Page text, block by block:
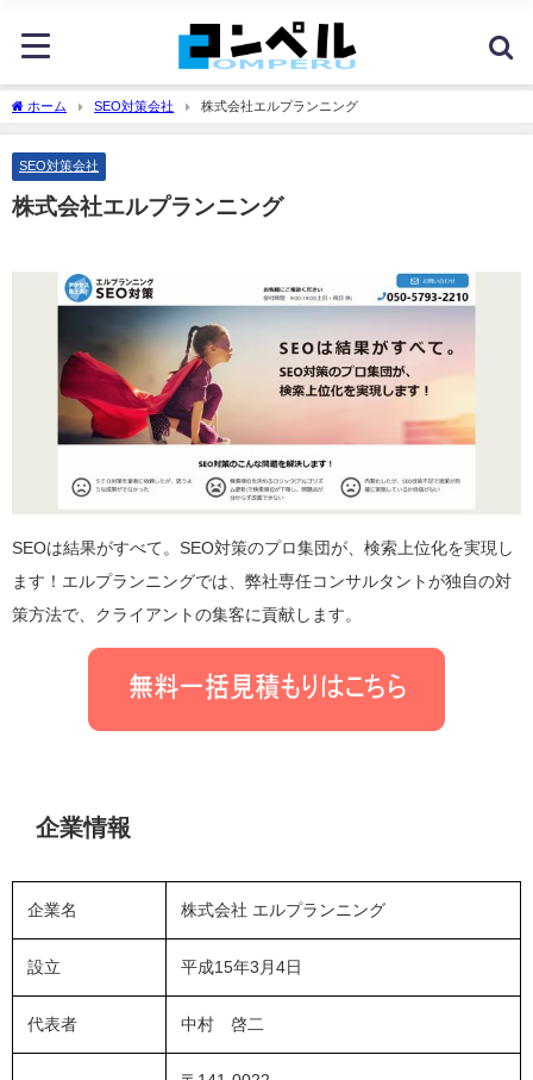
ホーム SEO対策会社 株式会社エルプランニング
SEO対策会社
株式会社エルプランニング
SEOは結果がすべて。SEO対策のプロ集団が、検索上位化を実現し
ます！エルプランニングでは、弊社専任コンサルタントが独自の対
策方法で、クライアントの集客に貢献します。
企業情報
企業名 株式会社 エルプランニング
設立 平成15年3月4日
代表者 中村 啓二